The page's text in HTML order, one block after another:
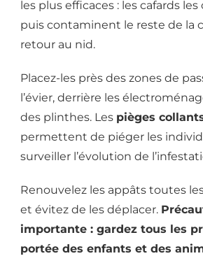
les plus efficaces : les cafards
puis contaminent le reste de la
retour au nid.
Placez-les près des zones de
l’évier, derrière les
des plinthes. Les pièges
permettent de piéger les
surveiller l’évolution de
Renouvelez les appâts toutes
et évitez de les déplacer.
importante : gardez tous les
portée des enfants et des